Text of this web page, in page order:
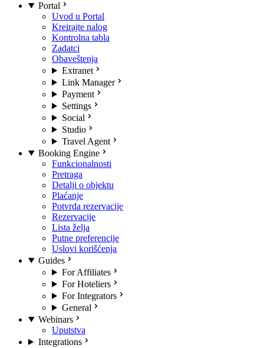
Portal
Uvod u Portal
Kreirajte nalog
Kontrolna tabla
Zadatci
Obaveštenja
Extranet
Link Manager
Payment
Settings
Social
Studio
Travel Agent
Booking Engine
Funkcionalnosti
Pretraga
Detalji o objektu
Plaćanje
Potvrda rezervacije
Rezervacije
Lista želja
Putne preferencije
Uslovi korišćenja
Guides
For Affiliates
For Hoteliers
For Integrators
General
Webinars
Uputstva
Integrations